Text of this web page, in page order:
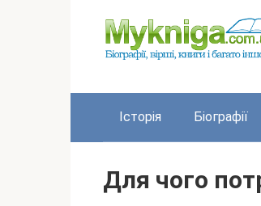
Історія Біографії
Для чого